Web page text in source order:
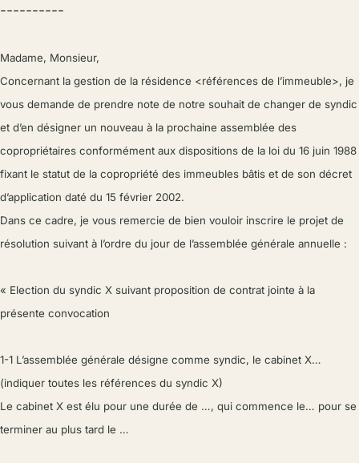
----------
Madame, Monsieur,
Concernant la gestion de la résidence <références de l’immeuble>, je
vous demande de prendre note de notre souhait de changer de syndic
et d’en désigner un nouveau à la prochaine assemblée des
copropriétaires conformément aux dispositions de la loi du 16 juin 1988
fixant le statut de la copropriété des immeubles bâtis et de son décret
d’application daté du 15 février 2002.
Dans ce cadre, je vous remercie de bien vouloir inscrire le projet de
résolution suivant à l’ordre du jour de l’assemblée générale annuelle :
« Election du syndic X suivant proposition de contrat jointe à la
présente convocation
1-1 L’assemblée générale désigne comme syndic, le cabinet X…
(indiquer toutes les références du syndic X)
Le cabinet X est élu pour une durée de …, qui commence le… pour se
terminer au plus tard le …